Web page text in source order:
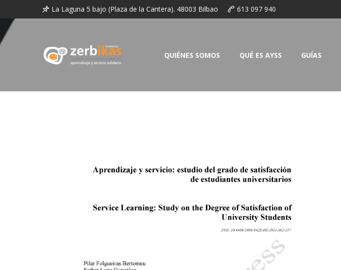
La Laguna 5 bajo (Plaza de la Cantera). 48003 Bilbao 613 097 940
QUIÉNES SOMOS QUÉ ES AYSS GUÍAS